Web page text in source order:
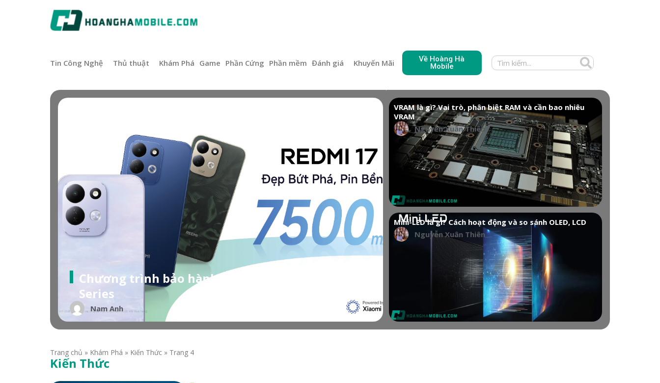
Tin Công Nghệ Thủ thuật Khám Phá Game Phần Cứng Phần mềm Đánh giá Khuyến Mãi
Về Hoàng Hà
Mobile
Chương trình bảo hành dành cho REDMI 17
Series
Nam Anh
VRAM là gì? Vai trò, phân biệt RAM và cần bao nhiêu
VRAM
Nguyễn Xuân Thiên
Mini-LED là gì? Cách hoạt động và so sánh OLED, LCD
Nguyễn Xuân Thiên
Trang chủ » Khám Phá » Kiến Thức » Trang 4
Kiến Thức